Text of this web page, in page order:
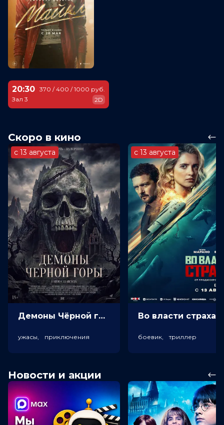
20:30
Зал 3
370 / 400 / 1000 руб.
2D
Скоро в кино
с 13 августа
Демоны Чёрной горы (18+)
ужасы, приключения
с 13 августа
боевик, триллер
Новости и акции